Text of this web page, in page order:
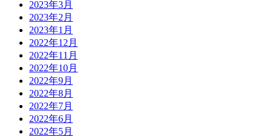
2023年3月
2023年2月
2023年1月
2022年12月
2022年11月
2022年10月
2022年9月
2022年8月
2022年7月
2022年6月
2022年5月